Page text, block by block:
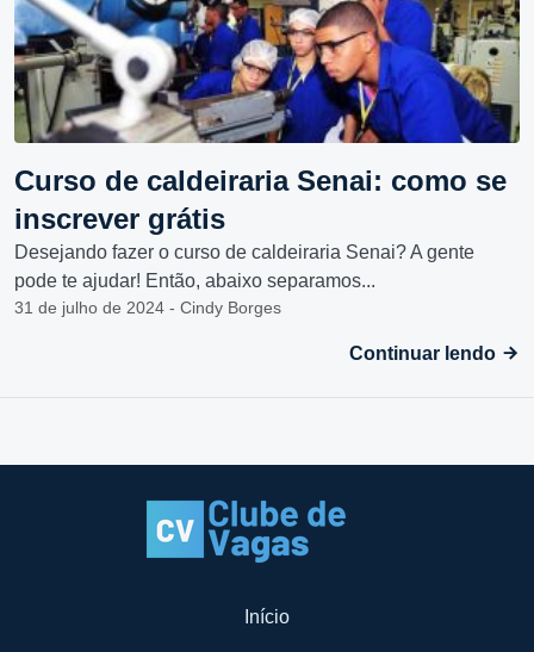
Curso de caldeiraria Senai: como se
inscrever grátis
Desejando fazer o curso de caldeiraria Senai? A gente
pode te ajudar! Então, abaixo separamos...
31 de julho de 2024 - Cindy Borges
Continuar lendo
Início